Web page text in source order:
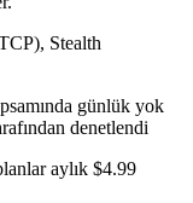
Stealth
günlük yok
denetlendi
aylık $4.99